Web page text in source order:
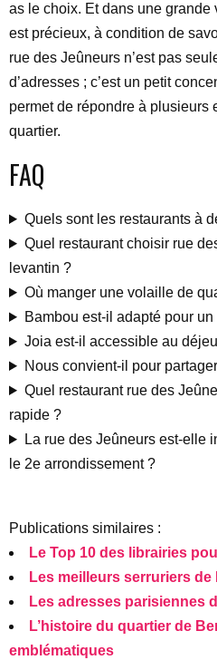
as le choix. Et dans une
est précieux, à condition de
rue des Jeûneurs n’est pas
d’adresses ; c’est un petit
permet de répondre à plusieurs
quartier.
FAQ
Quels sont les restaurants à
Quel restaurant choisir rue
levantin ?
Où manger une volaille de
Bambou est-il adapté pour un
Joia est-il accessible au
Nous convient-il pour
Quel restaurant rue des
rapide ?
La rue des Jeûneurs est-elle
le 2e arrondissement ?
Publications similaires :
Le Top 10 des librairies
Les meilleurs serruriers de
Les adresses parisiennes
L’histoire du quartier de
emblématiques